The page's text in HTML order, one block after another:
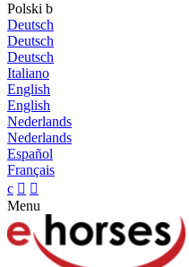
Polski b
Deutsch
Deutsch
Deutsch
Italiano
English
English
Nederlands
Nederlands
Español
Français
c  
Menu